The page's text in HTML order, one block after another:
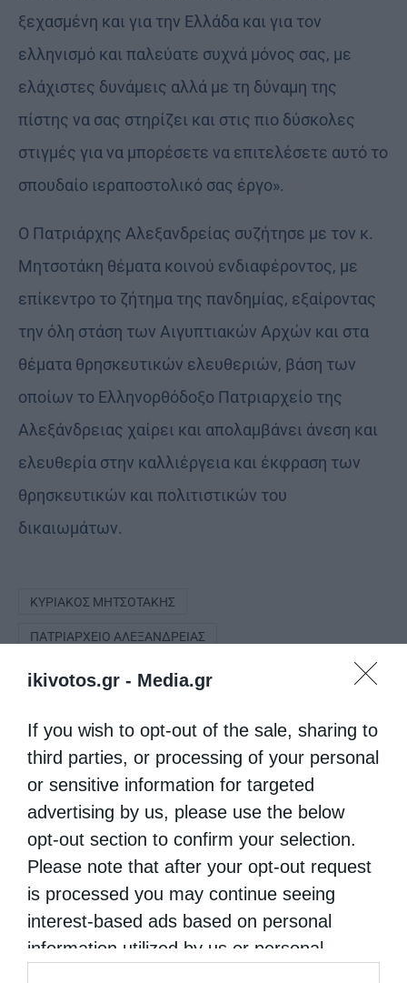
ikivotos.gr - Media.gr
If you wish to opt-out of the sale, sharing to
third parties, or processing of your personal
or sensitive information for targeted
advertising by us, please use the below
opt-out section to confirm your selection.
Please note that after your opt-out request
is processed you may continue seeing
interest-based ads based on personal
information utilized by us or personal
ξεχασμένη και για την Ελλάδα και για τον
ελληνισμό και παλεύατε συχνά μόνος σας, με
ελάχιστες δυνάμεις αλλά με τη δύναμη της
πίστης να σας στηρίζει και στις πιο δύσκολες
στιγμές για να μπορέσετε να επιτελέσετε αυτό το
σπουδαίο ιεραποστολικό σας έργο».
Ο Πατριάρχης Αλεξανδρείας συζήτησε με τον κ.
Μητσοτάκη θέματα κοινού ενδιαφέροντος, με
επίκεντρο το ζήτημα της πανδημίας, εξαίροντας
την όλη στάση των Αιγυπτιακών Αρχών και στα
θέματα θρησκευτικών ελευθεριών, βάση των
οποίων το Ελληνορθόδοξο Πατριαρχείο της
Αλεξάνδρειας χαίρει και απολαμβάνει άνεση και
ελευθερία στην καλλιέργεια και έκφραση των
θρησκευτικών και πολιτιστικών του
δικαιωμάτων.
ΚΥΡΙΆΚΟΣ ΜΗΤΣΟΤΆΚΗΣ
ΠΑΤΡΙΑΡΧΕΊΟ ΑΛΕΞΑΝΔΡΕΊΑΣ
Προηγούμενο άρθρο
Μητρόπολη Καλαβρύτων: Οι Εορτές της Πεντηκοστής και
του Αγίου Πνεύματος
Επόμενο άρθρο
Οικουμενικός Πατριάρχης: “Το Φανάρι δεν θα παύσει να
είναι ο λύχνος που καίει και φωτίζει”